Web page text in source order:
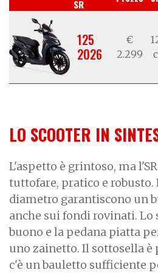
SR
125
2026
€
2.299
LO SCOOTER IN
L'aspetto è grintoso, ma
tuttofare, pratico e robusto.
diametro garantiscono un
anche sui fondi rovinati. Lo
buono e la pedana piatta
uno zainetto. Il sottosella è
c'è un bauletto sufficiente